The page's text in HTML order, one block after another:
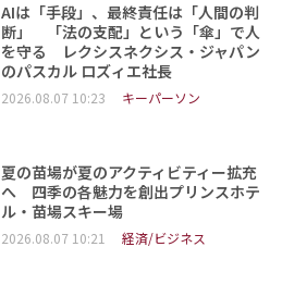
AIは「手段」、最終責任は「人間の判
断」 「法の支配」という「傘」で人
を守る レクシスネクシス・ジャパン
のパスカル ロズィエ社長
2026.08.07 10:23 キーパーソン
夏の苗場が夏のアクティビティー拡充
へ 四季の各魅力を創出プリンスホテ
ル・苗場スキー場
2026.08.07 10:21 経済/ビジネス